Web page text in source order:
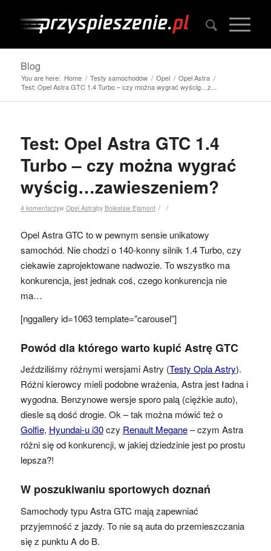
Blog
You are here: Home / Testy samochodów / Opel / Opel Astra /
Test: Opel Astra GTC 1.4 Turbo – czy można wygrać wyścig…z...
Test: Opel Astra GTC 1.4
Turbo – czy można wygrać
wyścig…zawieszeniem?
4 komentarzy /
w Opel Astra /
by Bolesław Ejsmont
Opel Astra GTC to w pewnym sensie unikatowy
samochód. Nie chodzi o 140-konny silnik 1.4 Turbo, czy
ciekawie zaprojektowane nadwozie. To wszystko ma
konkurencja, jest jednak coś, czego konkurencja nie
ma…
[nggallery id=1063 template=”carousel”]
Powód dla którego warto kupić Astrę GTC
Jeździliśmy różnymi wersjami Astry (Testy Opla Astry).
Różni kierowcy mieli podobne wrażenia, Astra jest ładna i
wygodna. Benzynowe wersje sporo palą (ciężkie auto),
diesle są dość drogie. Ok – tak można mówić też o
Golfie, Hyundai-u i30czy Renault Megane– czym Astra
różni się od konkurencji, w jakiej dziedzinie jest po prostu
lepsza?!
W poszukiwaniu sportowych doznań
Samochody typu Astra GTC mają zapewniać
przyjemność z jazdy. To nie są auta do przemieszczania
się z punktu A do B.